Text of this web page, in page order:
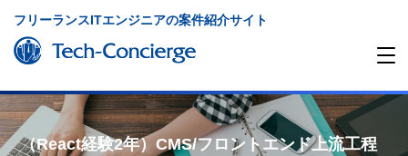
フリーランスITエンジニアの案件紹介サイト
（React経験2年）CMS/フロントエンド上流工程